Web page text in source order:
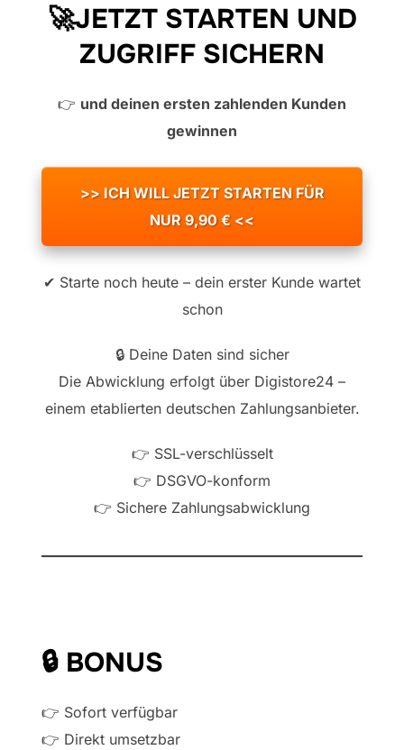
🚀JETZT STARTEN UND
ZUGRIFF SICHERN
👉 und deinen ersten zahlenden Kunden
gewinnen
>> ICH WILL JETZT STARTEN FÜR
NUR 9,90 € <<
✔ Starte noch heute – dein erster Kunde wartet
schon
🔒 Deine Daten sind sicher
Die Abwicklung erfolgt über Digistore24 –
einem etablierten deutschen Zahlungsanbieter.
👉 SSL-verschlüsselt
👉 DSGVO-konform
👉 Sichere Zahlungsabwicklung
🔒 BONUS
👉 Sofort verfügbar
👉 Direkt umsetzbar